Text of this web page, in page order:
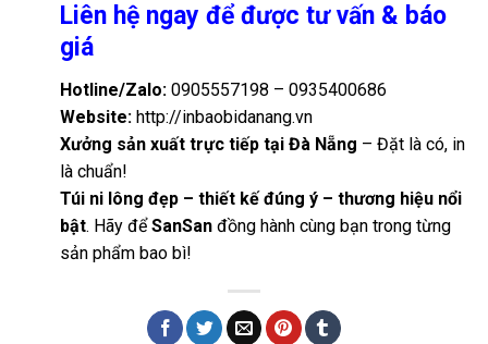
Liên hệ ngay để được tư vấn & báo
giá
Hotline/Zalo: 0905557198 – 0935400686
Website: http://inbaobidanang.vn
Xưởng sản xuất trực tiếp tại Đà Nẵng – Đặt là có, in
là chuẩn!
Túi ni lông đẹp – thiết kế đúng ý – thương hiệu nổi
bật. Hãy đểSanSan đồng hành cùng bạn trong từng
sản phẩm bao bì!